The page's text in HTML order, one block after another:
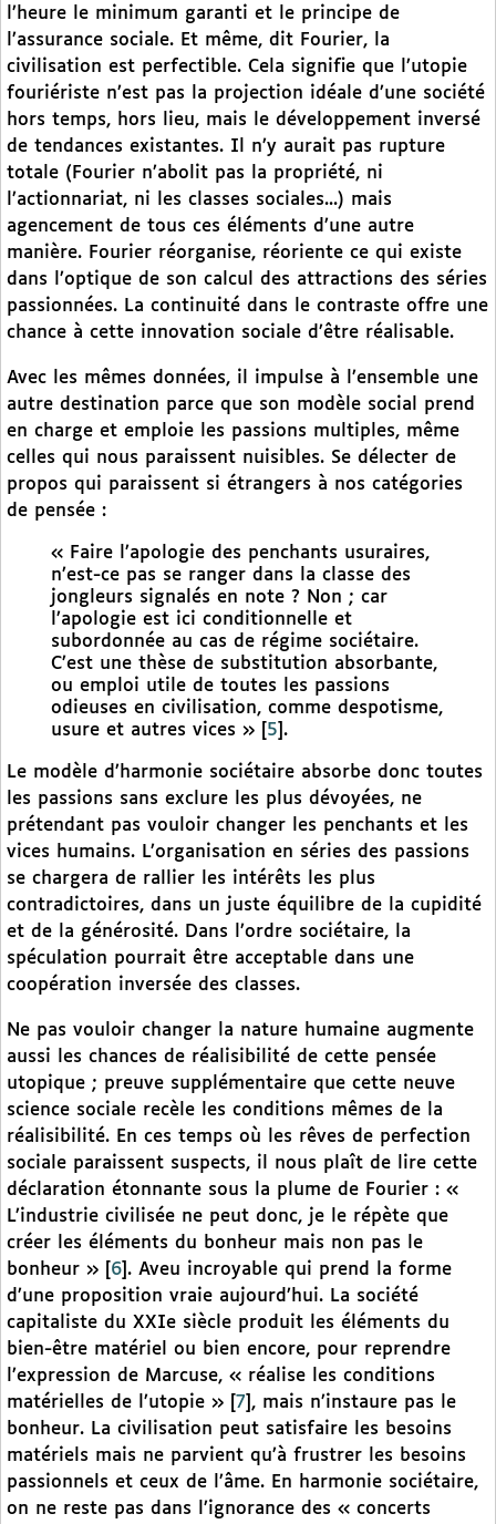
l’heure le minimum garanti et le principe de
l’assurance sociale. Et même, dit Fourier, la
civilisation est perfectible. Cela signifie que l’utopie
fouriériste n’est pas la projection idéale d’une société
hors temps, hors lieu, mais le développement inversé
de tendances existantes. Il n’y aurait pas rupture
totale (Fourier n’abolit pas la propriété, ni
l’actionnariat, ni les classes sociales...) mais
agencement de tous ces éléments d’une autre
manière. Fourier réorganise, réoriente ce qui existe
dans l’optique de son calcul des attractions des séries
passionnées. La continuité dans le contraste offre une
chance à cette innovation sociale d’être réalisable.
Avec les mêmes données, il impulse à l’ensemble une
autre destination parce que son modèle social prend
en charge et emploie les passions multiples, même
celles qui nous paraissent nuisibles. Se délecter de
propos qui paraissent si étrangers à nos catégories
de pensée :
« Faire l’apologie des penchants usuraires,
n’est-ce pas se ranger dans la classe des
jongleurs signalés en note ? Non ; car
l’apologie est ici conditionnelle et
subordonnée au cas de régime sociétaire.
C’est une thèse de substitution absorbante,
ou emploi utile de toutes les passions
odieuses en civilisation, comme despotisme,
usure et autres vices »
5 .
Le modèle d’harmonie sociétaire absorbe donc toutes
les passions sans exclure les plus dévoyées, ne
prétendant pas vouloir changer les penchants et les
vices humains. L’organisation en séries des passions
se chargera de rallier les intérêts les plus
contradictoires, dans un juste équilibre de la cupidité
et de la générosité. Dans l’ordre sociétaire, la
spéculation pourrait être acceptable dans une
coopération inversée des classes.
Ne pas vouloir changer la nature humaine augmente
aussi les chances de réalisibilité de cette pensée
utopique ; preuve supplémentaire que cette neuve
science sociale recèle les conditions mêmes de la
réalisibilité. En ces temps où les rêves de perfection
sociale paraissent suspects, il nous plaît de lire cette
déclaration étonnante sous la plume de Fourier : «
L’industrie civilisée ne peut donc, je le répète que
créer les éléments du bonheur mais non pas le
bonheur »
6 . Aveu incroyable qui prend la forme
d’une proposition vraie aujourd’hui. La société
capitaliste du XXIe siècle produit les éléments du
bien-être matériel ou bien encore, pour reprendre
l’expression de Marcuse, « réalise les conditions
matérielles de l’utopie »
7 , mais n’instaure pas le
bonheur. La civilisation peut satisfaire les besoins
matériels mais ne parvient qu’à frustrer les besoins
passionnels et ceux de l’âme. En harmonie sociétaire,
on ne reste pas dans l’ignorance des « concerts